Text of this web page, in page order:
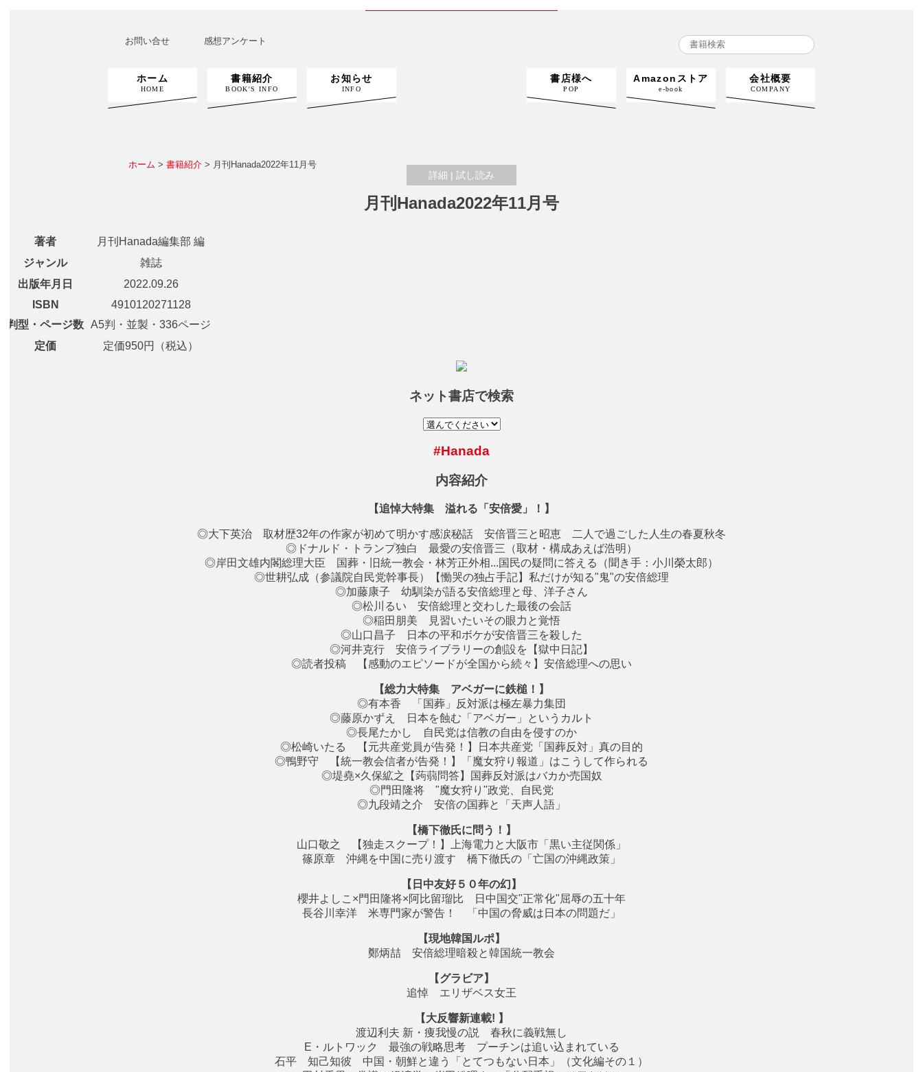
お問い合せ 感想アンケート
ホーム
HOME
書籍紹介
BOOK'S INFO
お知らせ
INFO
書店様へ
POP
Amazonストア
e-book
会社概要
COMPANY
ホーム > 書籍紹介 > 月刊Hanada2022年11月号
月刊Hanada2022年11月号
著者
月刊Hanada編集部 編
ジャンル
雑誌
出版年月日
2022.09.26
ISBN
4910120271128
判型・ページ数 A5判・並製・336ページ
定価
定価950円（税込）
ネット書店で検索
#Hanada
内容紹介
【追悼大特集 溢れる「安倍愛」！】
◎大下英治 取材歴32年の作家が初めて明かす感涙秘話 安倍晋三と昭恵 二人で過ごした人生の春夏秋冬
◎ドナルド・トランプ独白 最愛の安倍晋三（取材・構成あえば浩明）
◎岸田文雄内閣総理大臣 国葬・旧統一教会・林芳正外相...国民の疑問に答える（聞き手：小川榮太郎）
◎世耕弘成（参議院自民党幹事長）【慟哭の独占手記】私だけが知る"鬼"の安倍総理
◎加藤康子 幼馴染が語る安倍総理と母、洋子さん
◎松川るい 安倍総理と交わした最後の会話
◎稲田朋美 見習いたいその眼力と覚悟
◎山口昌子 日本の平和ボケが安倍晋三を殺した
◎河井克行 安倍ライブラリーの創設を【獄中日記】
◎読者投稿 【感動のエピソードが全国から続々】安倍総理への思い
【総力大特集 アベガーに鉄槌！】
◎有本香 「国葬」反対派は極左暴力集団
◎藤原かずえ 日本を蝕む「アベガー」というカルト
◎長尾たかし 自民党は信教の自由を侵すのか
◎松崎いたる 【元共産党員が告発！】日本共産党「国葬反対」真の目的
◎鴨野守 【統一教会信者が告発！】「魔女狩り報道」はこうして作られる
◎堤堯×久保絋之【蒟蒻問答】国葬反対派はバカか売国奴
◎門田隆将 "魔女狩り"政党、自民党
◎九段靖之介 安倍の国葬と「天声人語」
【橋下徹氏に問う！】
山口敬之 【独走スクープ！】上海電力と大阪市「黒い主従関係」
篠原章 沖縄を中国に売り渡す 橋下徹氏の「亡国の沖縄政策」
【日中友好５０年の幻】
櫻井よしこ×門田隆将×阿比留瑠比 日中国交"正常化"屈辱の五十年
長谷川幸洋 米専門家が警告！ 「中国の脅威は日本の問題だ」
【現地韓国ルポ】
鄭炳喆 安倍総理暗殺と韓国統一教会
【グラビア】
追悼 エリザベス女王
【大反響新連載! 】
渡辺利夫 新・痩我慢の説 春秋に義戦無し
E・ルトワック 最強の戦略思考 プーチンは追い込まれている
石平 知己知彼 中国・朝鮮と違う「とてつもない日本」（文化編その１）
詳細 | 試し読み
詳細 | 試し読み
詳細 | 試し読み